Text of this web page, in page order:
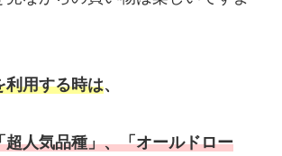
利用する時は、
超人気品種」、「オールドロー